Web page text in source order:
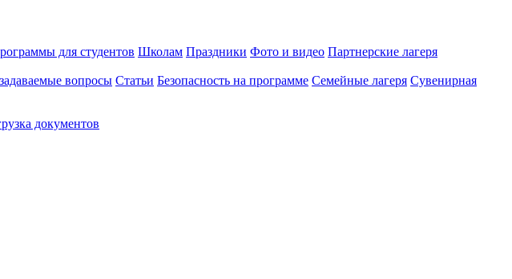
для студентов Школам Праздники Фото и видео Партнерские лагеря
вопросы Статьи Безопасность на программе Семейные лагеря Сувенирная
документов